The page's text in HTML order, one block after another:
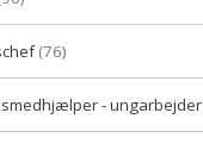
(76)
- ungarbejder